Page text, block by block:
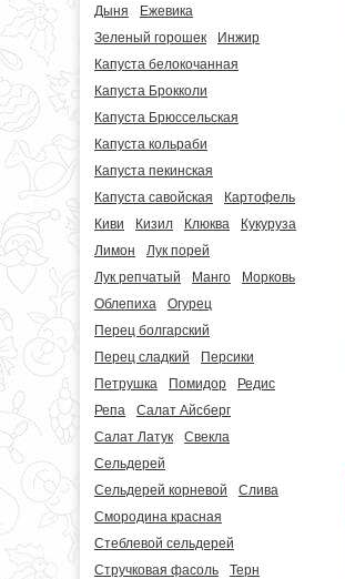
Дыня
Ежевика
Зеленый горошек
Инжир
Капуста белокочанная
Капуста Брокколи
Капуста Брюссельская
Капуста кольраби
Капуста пекинская
Капуста савойская
Картофель
Киви
Кизил Клюква
Кукуруза
Лимон
Лук порей
Лук репчатый
Манго
Морковь
Облепиха
Огурец
Перец болгарский
Перец сладкий
Персики
Петрушка
Помидор
Редис
Репа
Салат Айсберг
Салат Латук
Свекла
Сельдерей
Сельдерей корневой
Слива
Смородина красная
Стеблевой сельдерей
Стручковая фасоль
Терн